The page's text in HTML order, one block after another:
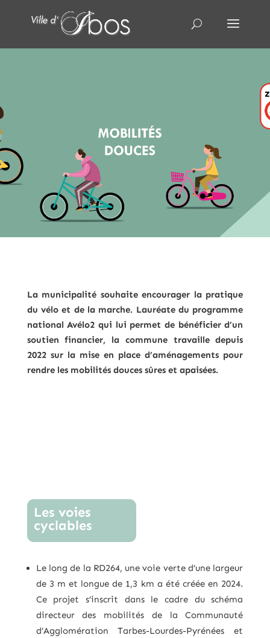
La municipalité souhaite encourager la pratique
du vélo et de la marche. Lauréate du programme
national Avélo2 qui lui permet de bénéficier d’un
soutien financier, la commune travaille depuis
2022 sur la mise en place d’aménagements pour
rendre les mobilités douces sûres et apaisées.
Les voies
cyclables
Le long de la RD264, une voie verte d’une largeur
de 3 m et longue de 1,3 km a été créée en 2024.
Ce projet s’inscrit dans le cadre du schéma
directeur des mobilités de la Communauté
d’Agglomération Tarbes-Lourdes-Pyrénées et